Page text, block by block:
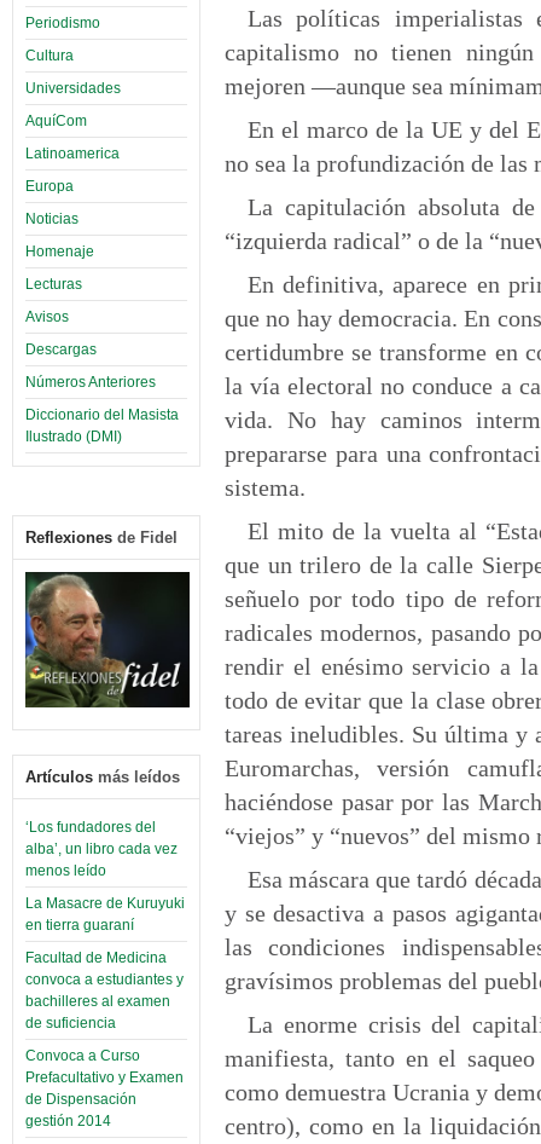
Periodismo
Cultura
Universidades
AquíCom
Latinoamerica
Europa
Noticias
Homenaje
Lecturas
Avisos
Descargas
Números Anteriores
Diccionario del Masista
Ilustrado (DMI)
Reflexiones de Fidel
Artículos más leídos
‘Los fundadores del
alba’, un libro cada vez
menos leído
La Masacre de Kuruyuki
en tierra guaraní
Facultad de Medicina
convoca a estudiantes y
bachilleres al examen
de suficiencia
Convoca a Curso
Prefacultativo y Examen
de Dispensación
gestión 2014
Las políticas
capitalismo no tienen
mejoren —aunque sea
En el marco de la UE y del
no sea la profundización de las
La capitulación absoluta
“izquierda radical” o de la
En definitiva, aparece en
que no hay democracia. En
certidumbre se transforme en
la vía electoral no conduce a
vida. No hay caminos
prepararse para una
sistema.
El mito de la vuelta al
que un trilero de la calle
señuelo por todo tipo de
radicales modernos, pasando
rendir el enésimo servicio a
todo de evitar que la clase
tareas ineludibles. Su última y
Euromarchas, versión
haciéndose pasar por las
“viejos” y “nuevos” del
Esa máscara que tardó
y se desactiva a pasos
las condiciones
gravísimos problemas del
La enorme crisis del
manifiesta, tanto en el
como demuestra Ucrania y
centro), como en la